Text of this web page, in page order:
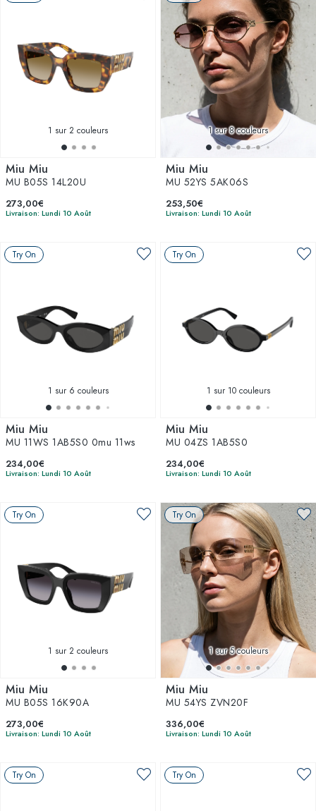
1 sur 2 couleurs
Miu Miu
MU B05S 14L20U
273,00€
Livraison: Lundi 10 Août
1sur 8 couleurs
Miu Miu
MU 52YS 5AK06S
253,50€
Livraison: Lundi 10 Août
Try On
1 sur 6 couleurs
Miu Miu
MU 11WS 1AB5S0 0mu 11ws
234,00€
Livraison: Lundi 10 Août
Try On
1 sur 10 couleurs
Miu Miu
MU 04ZS 1AB5S0
234,00€
Livraison: Lundi 10 Août
Try On
1 sur 2 couleurs
Miu Miu
MU B05S 16K90A
273,00€
Livraison: Lundi 10 Août
Try On
1sur 5 couleurs
Miu Miu
MU 54YS ZVN20F
336,00€
Livraison: Lundi 10 Août
Try On Try On